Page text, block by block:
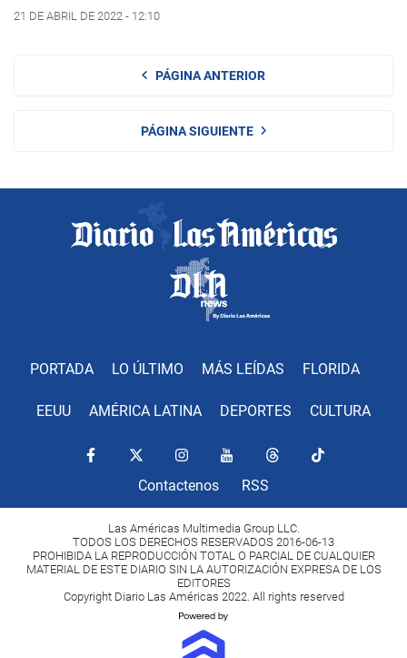
21 DE ABRIL DE 2022 - 12:10
PÁGINA ANTERIOR
PÁGINA SIGUIENTE
PORTADA LO ÚLTIMO MÁS LEÍDAS FLORIDA
EEUU AMÉRICA LATINA DEPORTES CULTURA
Contactenos RSS
Las Américas Multimedia Group LLC.
TODOS LOS DERECHOS RESERVADOS 2016-06-13
PROHIBIDA LA REPRODUCCIÓN TOTAL O PARCIAL DE CUALQUIER
MATERIAL DE ESTE DIARIO SIN LA AUTORIZACIÓN EXPRESA DE LOS
EDITORES
Copyright Diario Las Américas 2022. All rights reserved